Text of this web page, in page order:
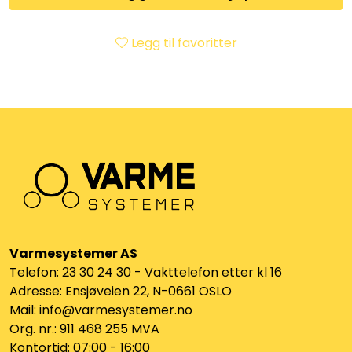
Legg til favoritter
Varmesystemer AS
Telefon: 23 30 24 30 - Vakttelefon etter kl 16
Adresse: Ensjøveien 22, N-0661 OSLO
Mail: info@varmesystemer.no
Org. nr.: 911 468 255 MVA
Kontortid: 07:00 - 16:00
Klemringskoblinger
Planfront radiatorer
Watersafe
Elektrokjeler